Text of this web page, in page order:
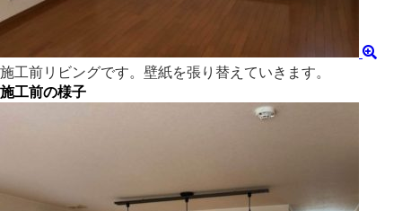
施工前リビングです。壁紙を張り替えていきます。
施工前の様子